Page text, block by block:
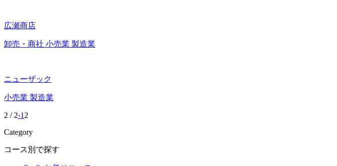
広瀬商店
卸売・商社 小売業 製造業
ニューザック
小売業 製造業
2 / 2‹1 2
Category
コース別で探す